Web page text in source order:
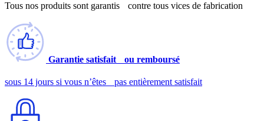
Tous nos produits sont garantis contre tous vices de fabrication
Garantie satisfait ou remboursé
sous 14 jours si vous n’êtes pas entièrement satisfait